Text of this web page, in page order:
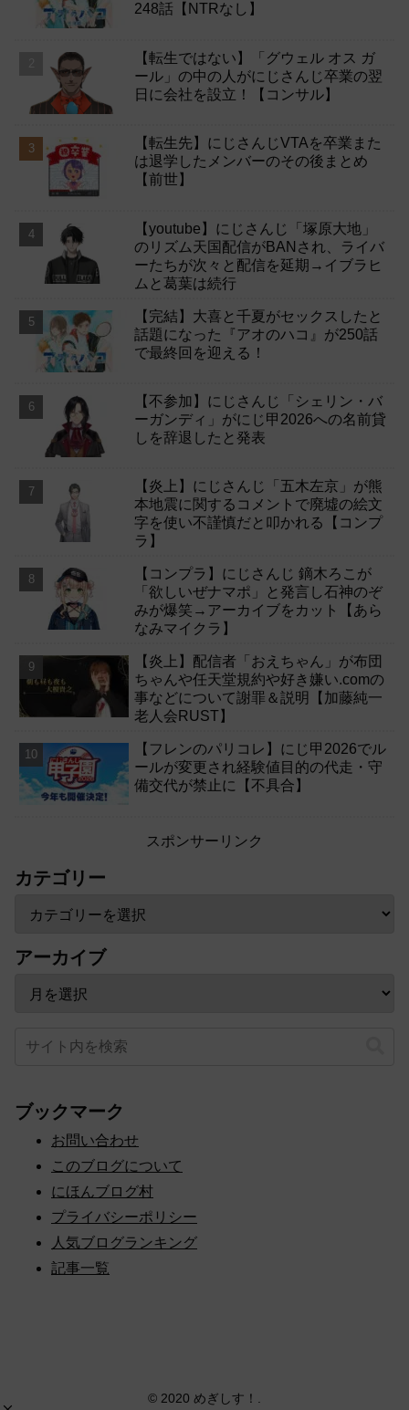
248話【NTRなし】
【転生ではない】「グウェル オス ガ
ール」の中の人がにじさんじ卒業の翌
日に会社を設立！【コンサル】
【転生先】にじさんじVTAを卒業また
は退学したメンバーのその後まとめ
【前世】
【youtube】にじさんじ「塚原大地」
のリズム天国配信がBANされ、ライバ
ーたちが次々と配信を延期→イブラヒ
ムと葛葉は続行
【完結】大喜と千夏がセックスしたと
話題になった『アオのハコ』が250話
で最終回を迎える！
【不参加】にじさんじ「シェリン・バ
ーガンディ」がにじ甲2026への名前貸
しを辞退したと発表
【炎上】にじさんじ「五木左京」が熊
本地震に関するコメントで廃墟の絵文
字を使い不謹慎だと叩かれる【コンプ
ラ】
【コンプラ】にじさんじ 鏑木ろこが
「欲しいぜナマポ」と発言し石神のぞ
みが爆笑→アーカイブをカット【あら
なみマイクラ】
【炎上】配信者「おえちゃん」が布団
ちゃんや任天堂規約や好き嫌い.comの
事などについて謝罪＆説明【加藤純一
老人会RUST】
【フレンのパリコレ】にじ甲2026でル
ールが変更され経験値目的の代走・守
備交代が禁止に【不具合】
スポンサーリンク
カテゴリー
アーカイブ
ブックマーク
お問い合わせ
このブログについて
にほんブログ村
プライバシーポリシー
人気ブログランキング
記事一覧
© 2020 めぎしす！.